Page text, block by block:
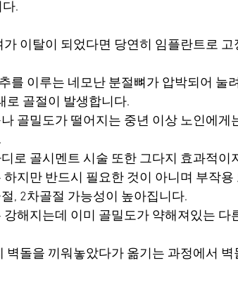
.
이탈이 되었다면 당연히 임플란트로
를 이루는 네모난 분절뼈가 압박되어 눌
로 골절이 발생합니다.
골밀도가 떨어지는 중년 이상 노인에게
로 골시멘트 시술 또한 그다지 효과적이
지만 반드시 필요한 것이 아니며 부작
, 2차골절 가능성이 높아집니다.
해지는데 이미 골밀도가 약해져있는 다
벽돌을 끼워놓았다가 옮기는 과정에서 벽